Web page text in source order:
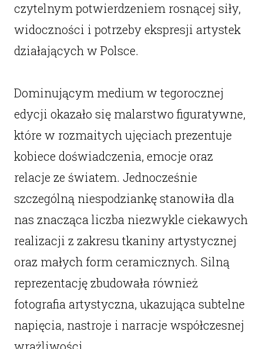
czytelnym potwierdzeniem rosnącej siły,
widoczności i potrzeby ekspresji artystek
działających w Polsce.
Dominującym medium w tegorocznej
edycji okazało się malarstwo figuratywne,
które w rozmaitych ujęciach prezentuje
kobiece doświadczenia, emocje oraz
relacje ze światem. Jednocześnie
szczególną niespodziankę stanowiła dla
nas znacząca liczba niezwykle ciekawych
realizacji z zakresu tkaniny artystycznej
oraz małych form ceramicznych. Silną
reprezentację zbudowała również
fotografia artystyczna, ukazująca subtelne
napięcia, nastroje i narracje współczesnej